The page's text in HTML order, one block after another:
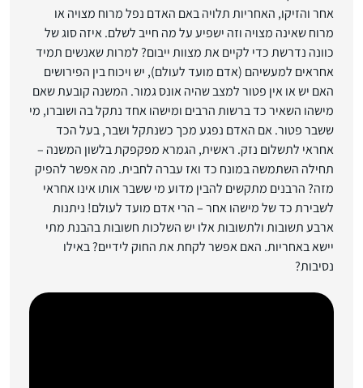
אחר והזיקו, האחריות תלויה באם האדם נפל מרוח מצויה או
מרוח שאינה מצויה וזה ישפיע על מה חייב לשלם. איזה סוג של
כוונה נדרשת כדי לקיים את מצוות ייבום? למרות שאנשים תמיד
אחראים למעשיהם (אדם מועד לעולם), יש ויכוח בין הפירושים
האם יש או אין פטור למצב שהיה אונס גמור. המשנה קובעת שאם
מישהו השאיר כד ברשות הרבים ומישהו אחד נתקל בה ושוברו, מי
ששבר פטור. אם האדם נפגע מכך כשנתקל ושבר, בעל הכד
אחראי לתשלום נזק. ראשית, הגמרא מפקפקת בלשון המשנה –
תחילה השתמשה במונח כד ואז עברה לחבית. מה אפשר להפיק
מזה? הרבנים מתקשים להבין מדוע מי ששבר אותו אינו אחראי
לשבירת כד של מישהו אחר – הרי אדם מועד לעולם! ניתנות
ארבע תשובות ולתשובות אלו יש השלכות חשובות בהבנת מתי
יישא באחריות. האם אפשר לקחת את החוק לידיים? באילו
נסיבות?